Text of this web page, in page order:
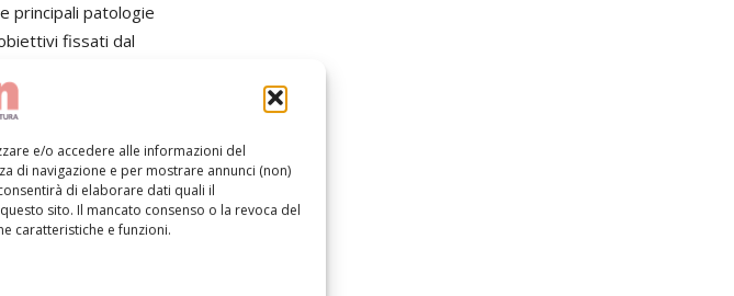
e/o accedere alle informazioni del
di navigazione e per mostrare annunci (non)
di elaborare dati quali il
sito. Il mancato consenso o la revoca del
caratteristiche e funzioni.
principali patologie
fissati dal
parte dei
la qualità delle
un controllo
necessità